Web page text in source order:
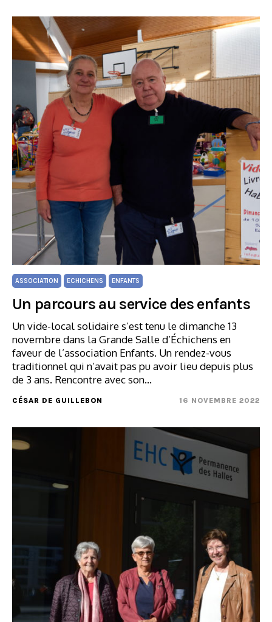
ASSOCIATION ECHICHENS ENFANTS
Un parcours au service des enfants
Un vide-local solidaire s’est tenu le dimanche 13
novembre dans la Grande Salle d’Échichens en
faveur de l’association Enfants. Un rendez-vous
traditionnel qui n’avait pas pu avoir lieu depuis plus
de 3 ans. Rencontre avec son…
CÉSAR DE GUILLEBON 16 NOVEMBRE 2022